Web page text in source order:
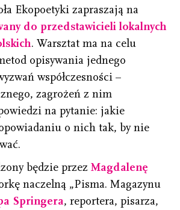
Ekopoetyki zapraszają na
do przedstawicieli lokalnych
. Warsztat ma na celu
opisywania jednego
współczesności –
zagrożeń z nim
na pytanie: jakie
o nich tak, by nie
będzie przez Magdalenę
naczelną „Pisma. Magazynu
Springera, reportera, pisarza,